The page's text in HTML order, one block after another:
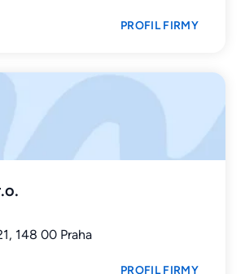
PROFIL FIRMY
148 00 Praha
PROFIL FIRMY